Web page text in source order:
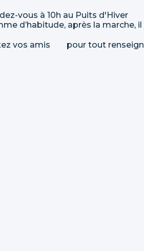
vous à 10h au Puits d'Hiver
d’habitude, après la marche,
vos amis pour tout